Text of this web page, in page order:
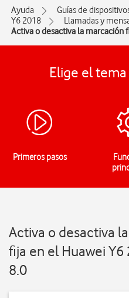
Ayuda Guías de
Y6 2018
Llamadas y
Activa o desactiva la marcación
Elige el
Primeros pasos
Activa o desactiva
fija en el Huawei
8.0